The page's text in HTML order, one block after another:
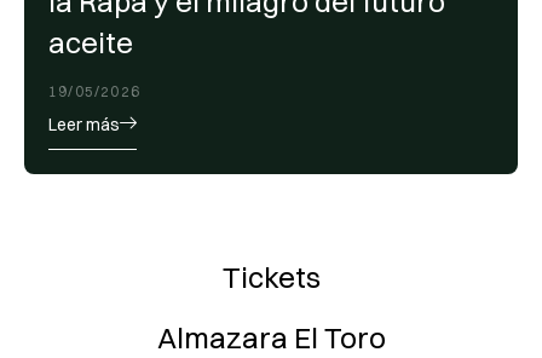
aceite
19/05/2026
Leer más
Tickets
Almazara El Toro